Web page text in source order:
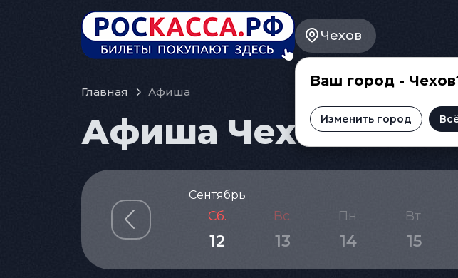
Чехов
Ваш город -
Изменить город
Главная Афиша
Афиша Чехова на
Сентябрь
Сб.
12
Вс.
13
Пн.
14
Вт.
15